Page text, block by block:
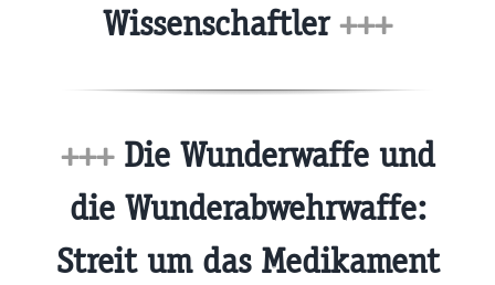
Wissenschaftler+++
+++Die Wunderwaffe und
die Wunderabwehrwaffe:
Streit um das Medikament